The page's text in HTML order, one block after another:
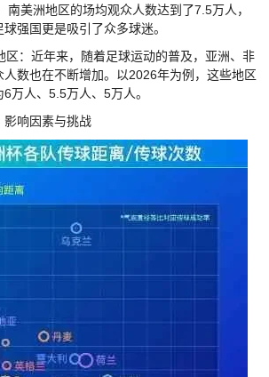
南美洲地区的场均观众人数达到了7.5万人，
强国更是吸引了众多球迷。
区：近年来，随着足球运动的普及，亚洲、非
数也在不断增加。以2026年为例，这些地区
万人、5.5万人、5万人。
影响因素与挑战